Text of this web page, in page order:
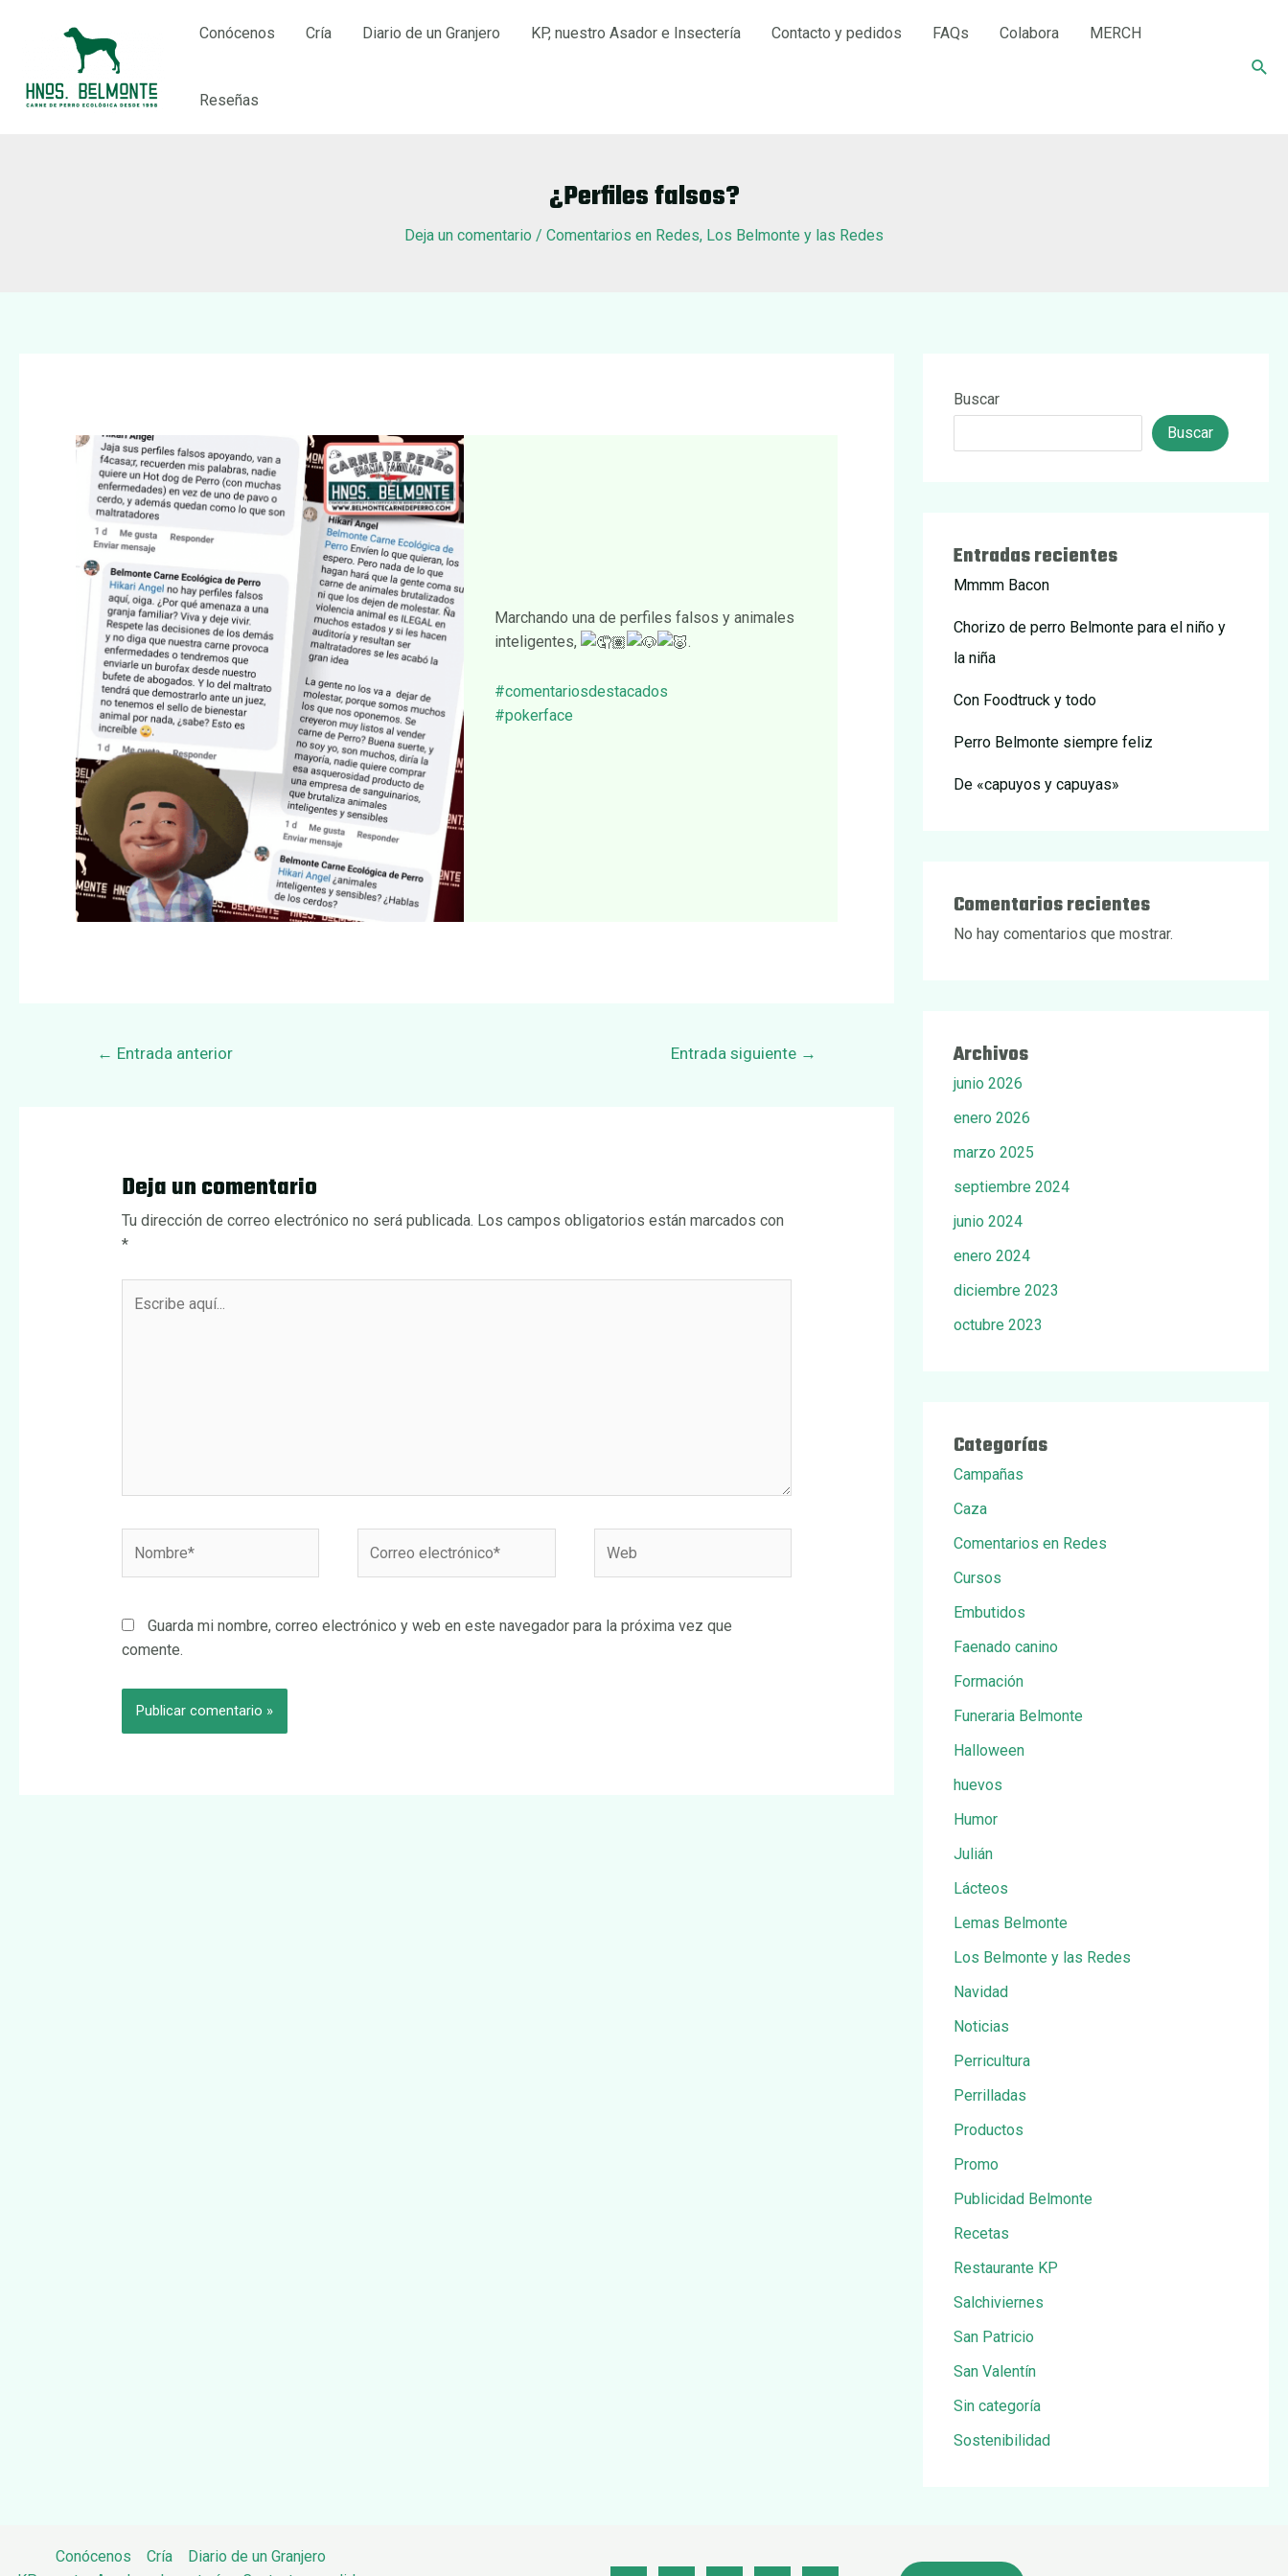
Conócenos Cría Diario de un Granjero KP, nuestro Asador e Insectería Contacto y pedidos FAQs Colabora MERCH
Reseñas
¿Perfiles falsos?
Deja un comentario / Comentarios en Redes, Los Belmonte y las Redes
Marchando una de perfiles falsos y animales
inteligentes,
.
#comentariosdestacados
#pokerface
Navegación
← Entrada anterior Entrada siguiente →
Deja un comentario
Tu dirección de correo electrónico no será publicada. Los campos obligatorios están marcados con
*
aquí...
electrónico*
Guarda mi nombre, correo electrónico y web en este navegador para la próxima vez que
comente.
Buscar
Buscar
Entradas recientes
Mmmm Bacon
Chorizo de perro Belmonte para el niño y
la niña
Con Foodtruck y todo
Perro Belmonte siempre feliz
De «capuyos y capuyas»
Comentarios recientes
No hay comentarios que mostrar.
Archivos
junio 2026
enero 2026
marzo 2025
septiembre 2024
junio 2024
enero 2024
diciembre 2023
octubre 2023
Categorías
Campañas
Caza
Comentarios en Redes
Cursos
Embutidos
Faenado canino
Formación
Funeraria Belmonte
Halloween
huevos
Humor
Julián
Lácteos
Lemas Belmonte
Los Belmonte y las Redes
Navidad
Noticias
Perricultura
Perrilladas
Productos
Promo
Publicidad Belmonte
Recetas
Restaurante KP
Salchiviernes
San Patricio
San Valentín
Sin categoría
Sostenibilidad
Conócenos Cría
Diario de un Granjero